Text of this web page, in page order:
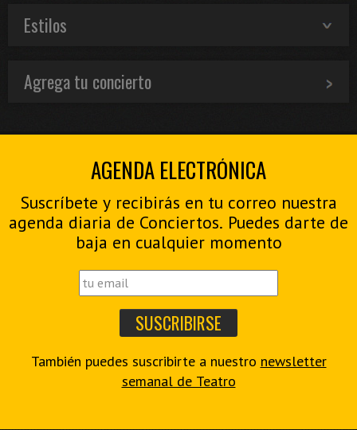
Estilos
Agrega tu concierto
AGENDA ELECTRÓNICA
Suscríbete y recibirás en tu correo nuestra
agenda diaria de Conciertos. Puedes darte de
baja en cualquier momento
También puedes suscribirte a nuestro newsletter
semanal de Teatro